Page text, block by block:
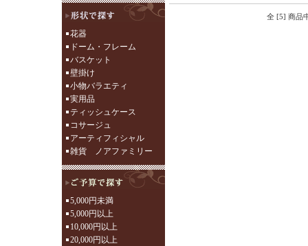
花器
ドーム・フレーム
バスケット
壁掛け
小物バラエティ
実用品
ティッシュケース
コサージュ
アーティフィシャル
雑貨 ノアファミリー
5,000円未満
5,000円以上
10,000円以上
20,000円以上
全 [5] 商品